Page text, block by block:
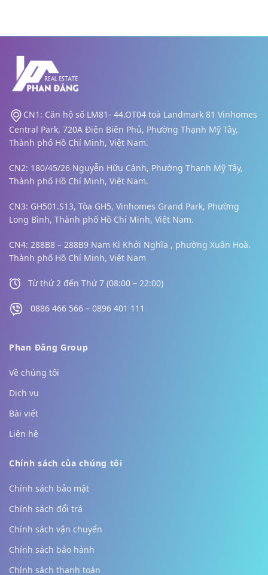
CN1: Căn hộ số LM81- 44.OT04 toà Landmark 81 Vinhomes
Central Park, 720A Điện Biên Phủ, Phường Thạnh Mỹ Tây,
Thành phố Hồ Chí Minh, Việt Nam.
CN2: 180/45/26 Nguyễn Hữu Cảnh, Phường Thạnh Mỹ Tây,
Thành phố Hồ Chí Minh, Việt Nam.
CN3: GH501.S13, Tòa GH5, Vinhomes Grand Park, Phường
Long Bình, Thành phố Hồ Chí Minh, Việt Nam.
CN4: 288B8 – 288B9 Nam Kì Khởi Nghĩa , phường Xuân Hoà.
Thành phố Hồ Chí Minh, Việt Nam
Từ thứ 2 đến Thứ 7 (08:00 – 22:00)
0886 466 566 – 0896 401 111
Phan Đăng Group
Về chúng tôi
Dịch vụ
Bài viết
Liên hệ
Chính sách của chúng tôi
Chính sách bảo mật
Chính sách đổi trả
Chính sách vận chuyển
Chính sách bảo hành
Chính sách thanh toán